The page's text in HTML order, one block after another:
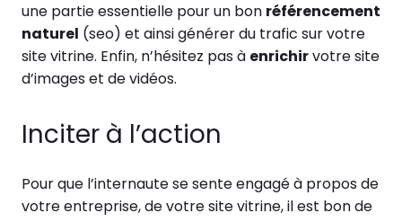
une partie essentielle pour un bon référencement
naturel (seo) et ainsi générer du trafic sur votre
site vitrine. Enfin, n’hésitez pas à enrichirvotre site
d’images et de vidéos.
Inciter à l’action
Pour que l’internaute se sente engagé à propos de
votre entreprise, de votre site vitrine, il est bon de